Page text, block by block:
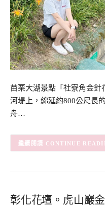
苗栗大湖景點「社寮角金針
河堤上，綿延約800公尺長
舟…
CONTINUE
彰化花壇。虎山巖